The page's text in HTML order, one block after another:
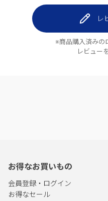
レ
※商品購入済みの
レビュー
お得なお買いもの
会員登録・ログイン
お得なセール